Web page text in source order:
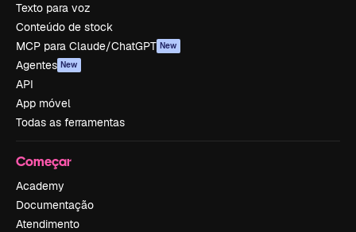
Texto para voz
Conteúdo de stock
MCP para Claude/ChatGPT New
Agentes New
API
App móvel
Todas as ferramentas
Começar
Academy
Documentação
Atendimento